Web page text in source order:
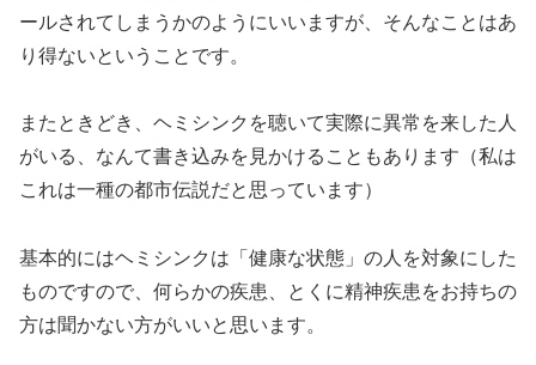
ールされてしまうかのようにいいますが、そんなことはあ
り得ないということです。
またときどき、ヘミシンクを聴いて実際に異常を来した人
がいる、なんて書き込みを見かけることもあります（私は
これは一種の都市伝説だと思っています）
基本的にはヘミシンクは「健康な状態」の人を対象にした
ものですので、何らかの疾患、とくに精神疾患をお持ちの
方は聞かない方がいいと思います。